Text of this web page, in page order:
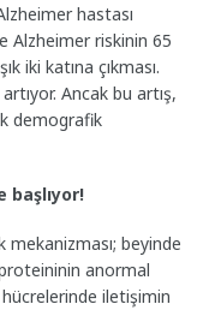
hastası
Alzheimer riskinin 65
iki katına çıkması.
Ancak bu artış,
demografik
başlıyor!
mekanizması; beyinde
anormal
iletişimin